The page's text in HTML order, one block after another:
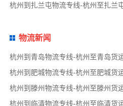
杭州到扎兰屯物流专线-杭州至扎兰
物流新闻
杭州到青岛物流专线-杭州至青岛货
杭州到肥城物流专线-杭州至肥城货
杭州到滕州物流专线-杭州至滕州货
杭州到临清物流专线-杭州至临清货